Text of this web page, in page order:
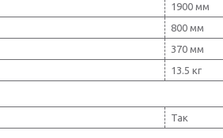
1900 мм
800 мм
370 мм
13.5 кг
Так